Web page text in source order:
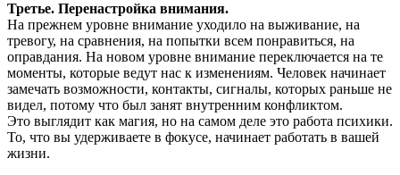
Третье. Перенастройка внимания.
На прежнем уровне внимание уходило на выживание, на
тревогу, на сравнения, на попытки всем понравиться, на
оправдания. На новом уровне внимание переключается на те
моменты, которые ведут нас к изменениям. Человек начинает
замечать возможности, контакты, сигналы, которых раньше не
видел, потому что был занят внутренним конфликтом.
Это выглядит как магия, но на самом деле это работа психики.
То, что вы удерживаете в фокусе, начинает работать в вашей
жизни.